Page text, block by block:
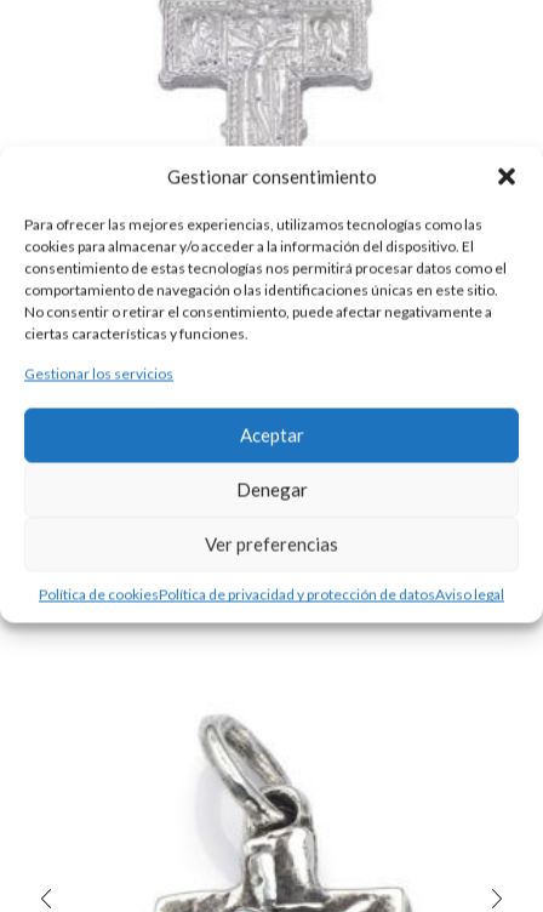
Gestionar consentimiento
Para ofrecer las mejores experiencias, utilizamos tecnologías como las
cookies para almacenar y/o acceder a la información del dispositivo. El
consentimiento de estas tecnologías nos permitirá procesar datos como el
comportamiento de navegación o las identificaciones únicas en este sitio.
No consentir o retirar el consentimiento, puede afectar negativamente a
ciertas características y funciones.
Gestionar los servicios
Aceptar
Denegar
Ver preferencias
Política de cookiesPolítica de privacidad y protección de datosAviso legal
CRUZ DE PLATA
55,00€
Esta es una pieza única al ser realizada de manera artesanal en
nuestros talleres de Madrid, España. Es por ello por lo que sus
características y precio pueden variar de una pieza a otra. Para